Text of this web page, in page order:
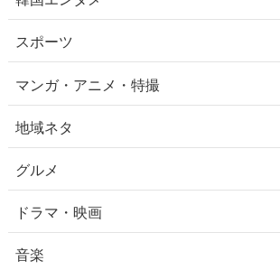
スポーツ
マンガ・アニメ・特撮
地域ネタ
グルメ
ドラマ・映画
音楽